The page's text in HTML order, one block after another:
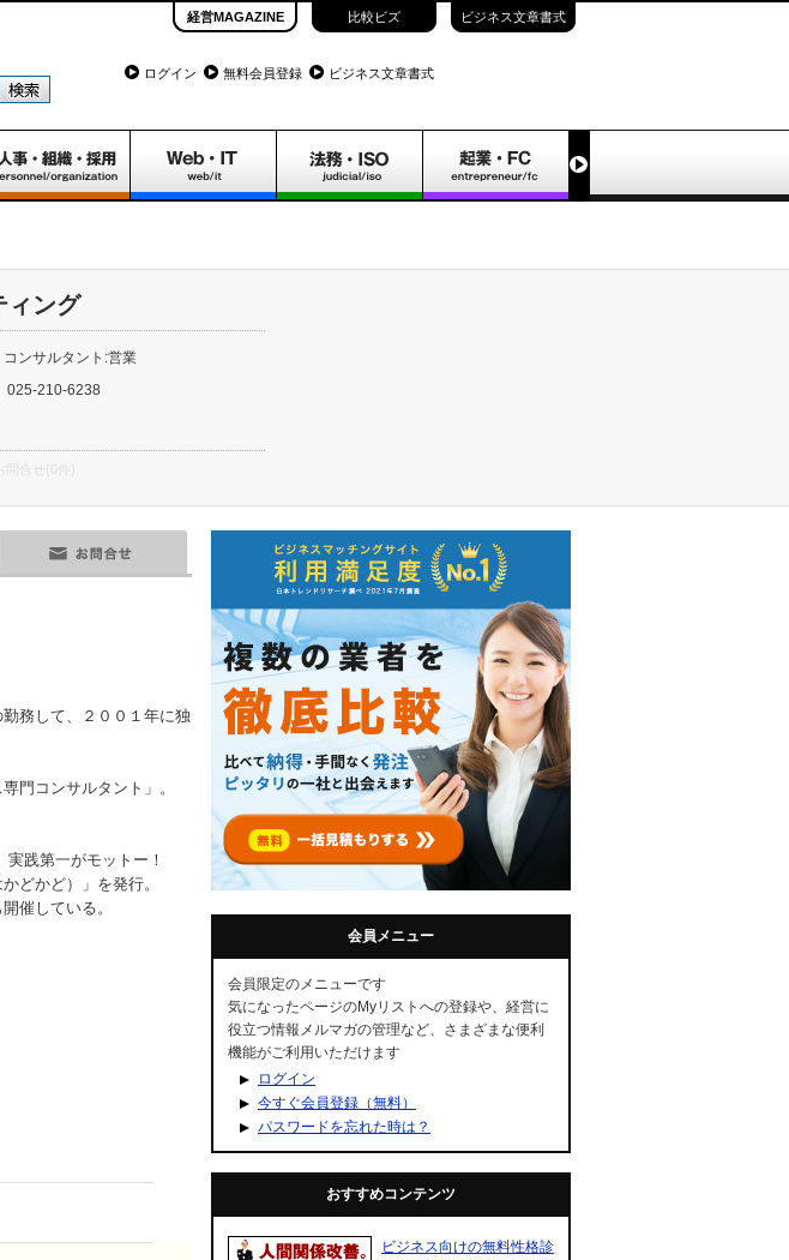
経営MAGAZINE 比較ビズ ビジネス文章書式
ログイン 無料会員登録 ビジネス文章書式
ィング
コンサルタント:営業
025-210-6238
お問合せ(0件)
務して、２００１年に独
門コンサルタント」。
践第一がモットー！
どかど）」を発行。
催している。
会員メニュー
会員限定のメニューです
気になったページのMyリストへの登録や、経営に
役立つ情報メルマガの管理など、さまざまな便利
機能がご利用いただけます
ログイン
今すぐ会員登録（無料）
パスワードを忘れた時は？
おすすめコンテンツ
ビジネス向けの無料性格診